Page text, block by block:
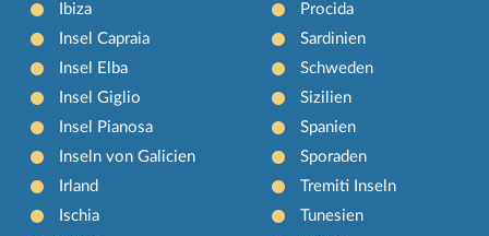
Ibiza
Insel Capraia
Insel Elba
Insel Giglio
Insel Pianosa
Inseln von Galicien
Irland
Ischia
Procida
Sardinien
Schweden
Sizilien
Spanien
Sporaden
Tremiti Inseln
Tunesien